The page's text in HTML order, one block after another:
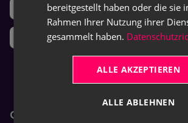
Support
Neuigkeiten
Core-Apps
bereitgestellt haben oder die sie
Rahmen Ihrer Nutzung ihrer
gesammelt haben.
ALLE AKZEPTIEREN
ALLE ABLEHNEN